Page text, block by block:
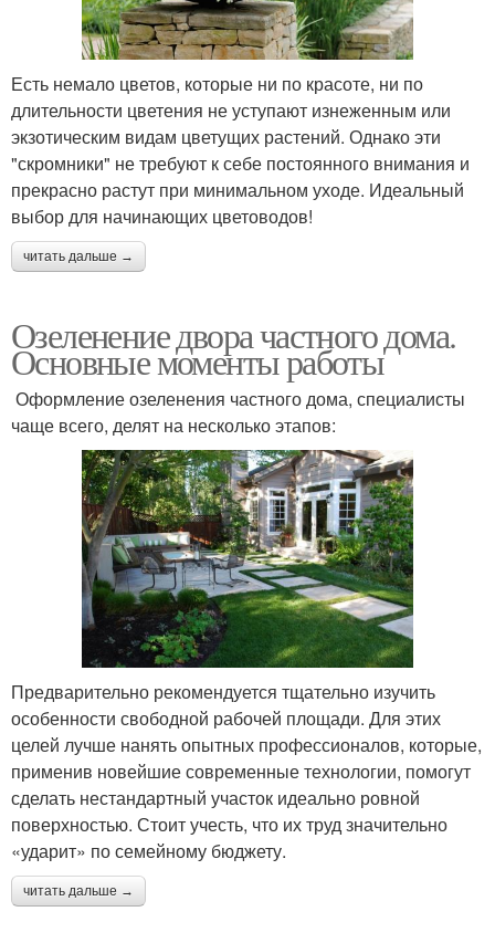
Есть немало цветов, которые ни по красоте, ни по
длительности цветения не уступают изнеженным или
экзотическим видам цветущих растений. Однако эти
"скромники" не требуют к себе постоянного внимания и
прекрасно растут при минимальном уходе. Идеальный
выбор для начинающих цветоводов!
читать дальше →
Озеленение двора частного дома.
Основные моменты работы
Оформление озеленения частного дома, специалисты
чаще всего, делят на несколько этапов:
Предварительно рекомендуется тщательно изучить
особенности свободной рабочей площади. Для этих
целей лучше нанять опытных профессионалов, которые,
применив новейшие современные технологии, помогут
сделать нестандартный участок идеально ровной
поверхностью. Стоит учесть, что их труд значительно
«ударит» по семейному бюджету.
читать дальше →